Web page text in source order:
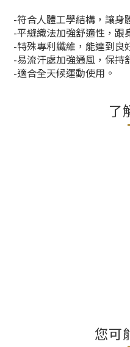
-符合人體工學結構，讓身
-平縫織法加強舒適性，跟
-特殊專利纖維，能達到良
-易流汗處加強通風，保持
-適合全天候運動使用。
了
您可